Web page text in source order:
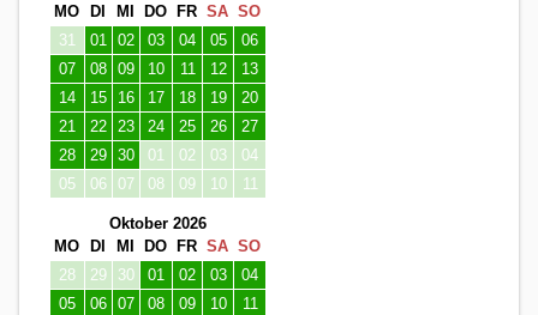
MO
DI MI DO FR SA SO
31
01 02 03 04 05
06
07
08 09 10 11 12
13
14
15 16 17 18 19
20
21
22 23 24 25 26
27
28
29 30 01 02 03
04
05
06 07 08 09 10 11
Oktober 2026
MO
DI MI DO FR SA SO
28
29 30 01 02 03
04
05
06 07 08 09 10
11